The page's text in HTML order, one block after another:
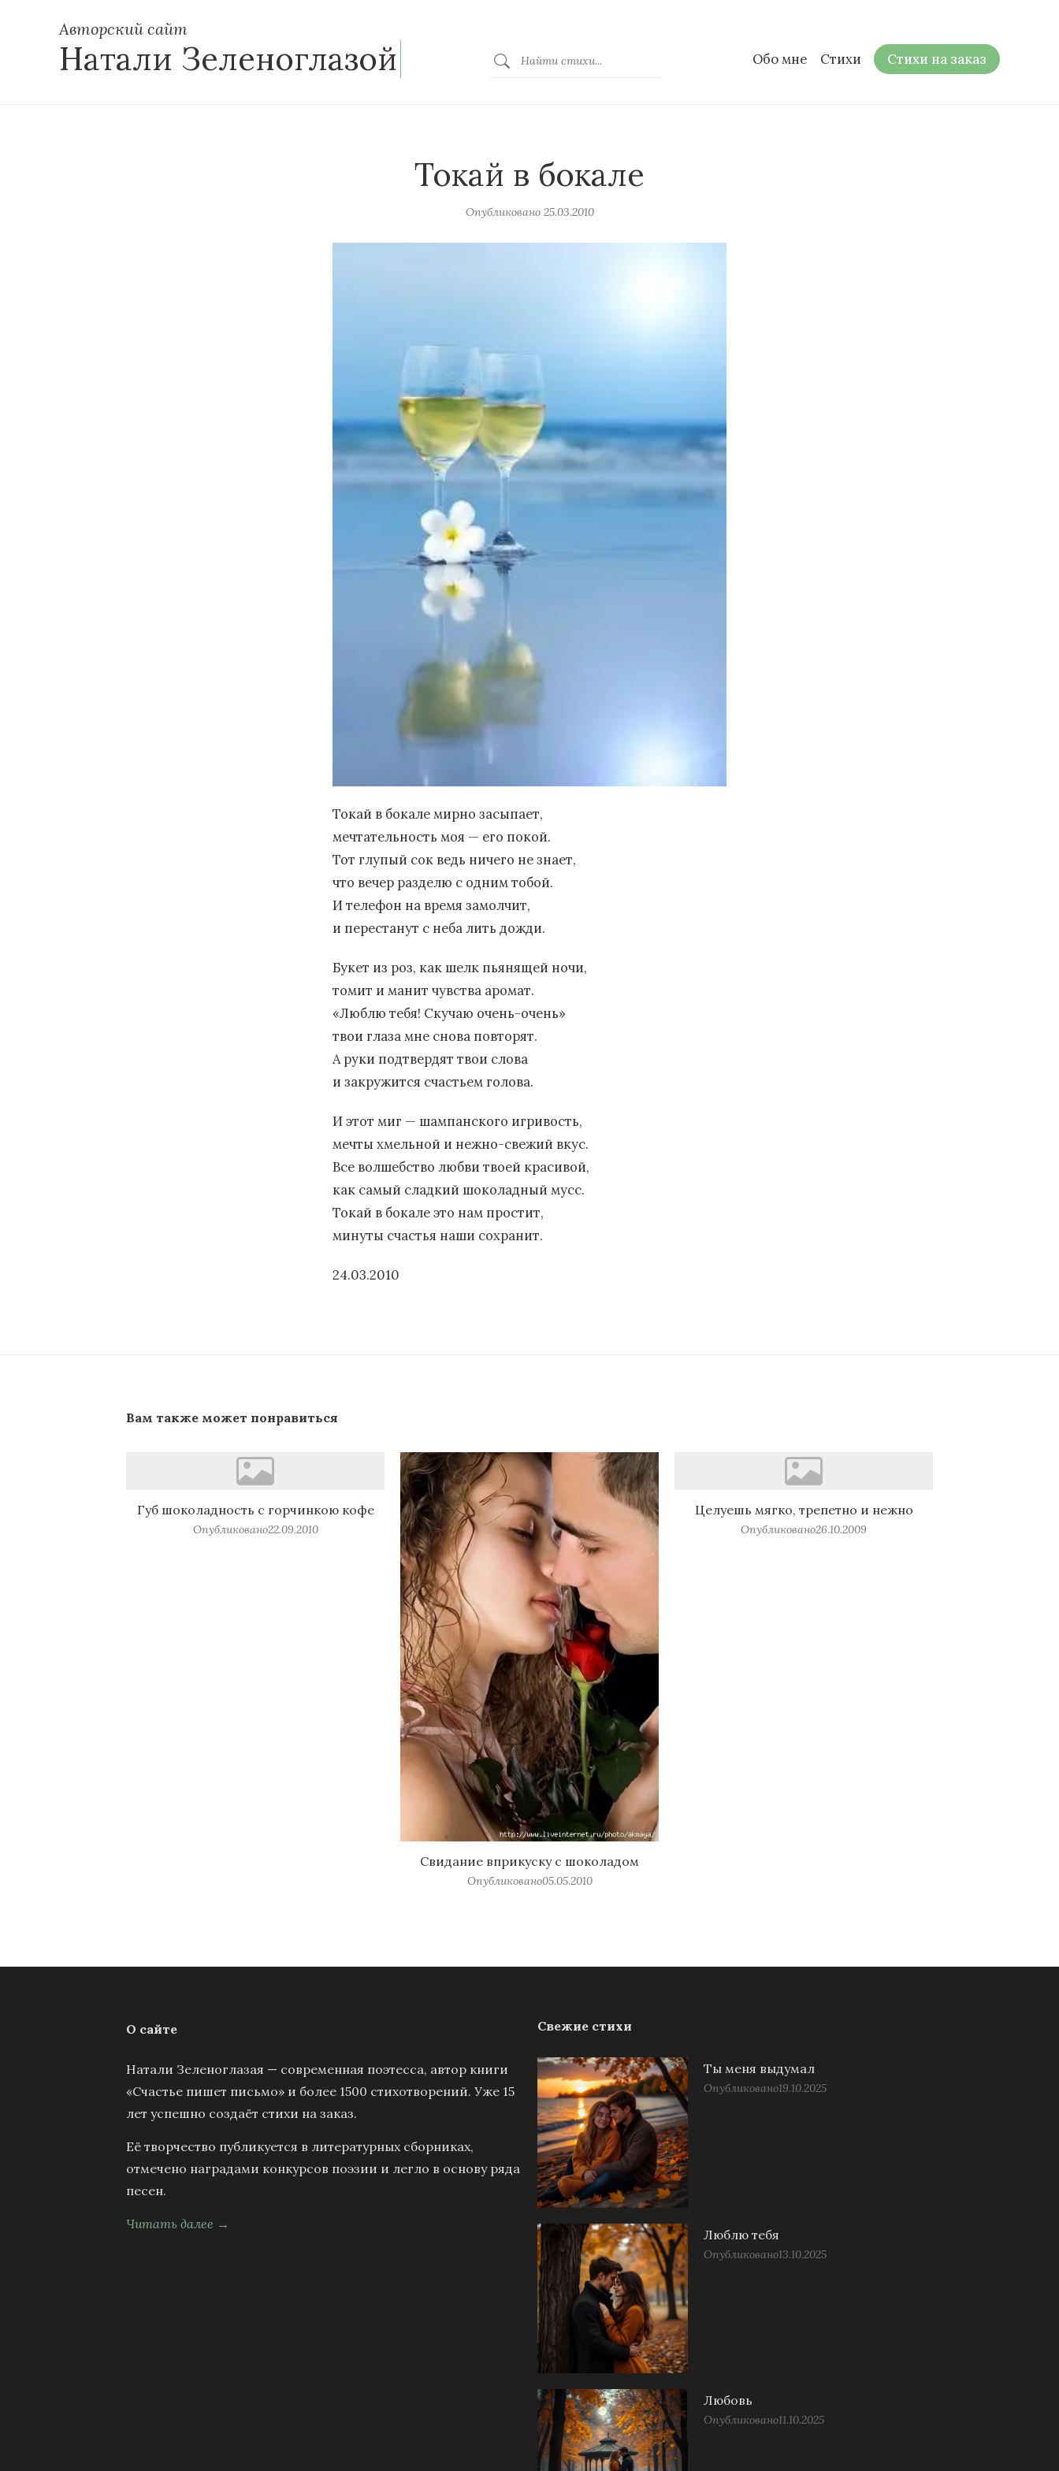
Авторский сайт
Натали Зеленоглазой Обо мне Стихи Стихи на заказ
Токай в бокале
Опубликовано 25.03.2010
Токай в бокале мирно засыпает,
мечтательность моя — его покой.
Тот глупый сок ведь ничего не знает,
что вечер разделю с одним тобой.
И телефон на время замолчит,
и перестанут с неба лить дожди.
Букет из роз, как шелк пьянящей ночи,
томит и манит чувства аромат.
«Люблю тебя! Скучаю очень-очень»
твои глаза мне снова повторят.
А руки подтвердят твои слова
и закружится счастьем голова.
И этот миг — шампанского игривость,
мечты хмельной и нежно-свежий вкус.
Все волшебство любви твоей красивой,
как самый сладкий шоколадный мусс.
Токай в бокале это нам простит,
минуты счастья наши сохранит.
24.03.2010
Вам также может понравиться
Губ шоколадность с горчинкою кофе
Опубликовано22.09.2010
Свидание вприкуску с шоколадом
Опубликовано05.05.2010
Целуешь мягко, трепетно и нежно
Опубликовано26.10.2009
О сайте
Натали Зеленоглазая — современная поэтесса, автор книги
«Счастье пишет письмо» и более 1500 стихотворений. Уже 15
лет успешно создаёт стихи на заказ.
Её творчество публикуется в литературных сборниках,
отмечено наградами конкурсов поэзии и легло в основу ряда
песен.
Читать далее →
Свежие стихи
Ты меня выдумал
Опубликовано19.10.2025
Люблю тебя
Опубликовано13.10.2025
Любовь
Опубликовано11.10.2025